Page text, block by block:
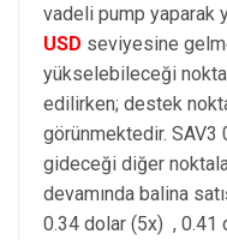
vadeli pump yaparak
USD seviyesine
yükselebileceği nokta
edilirken; destek
görünmektedir. SAV3
gideceği diğer
devamında balina
0.34 dolar (5x) , 0.41